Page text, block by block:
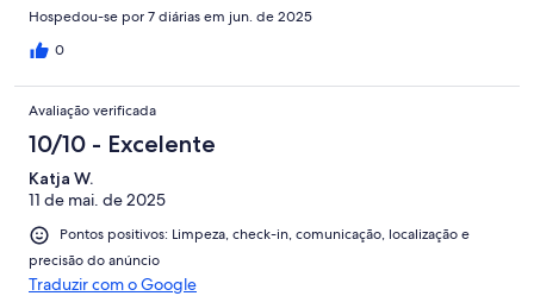
Hospedou-se por 7 diárias em jun. de 2025
0
Avaliação verificada
10/10 - Excelente
Katja W.
11 de mai. de 2025
Pontos positivos: Limpeza, check-in, comunicação, localização e
precisão do anúncio
Traduzir com o Google